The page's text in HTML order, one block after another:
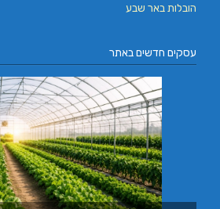
הובלות באר שבע
עסקים חדשים באתר